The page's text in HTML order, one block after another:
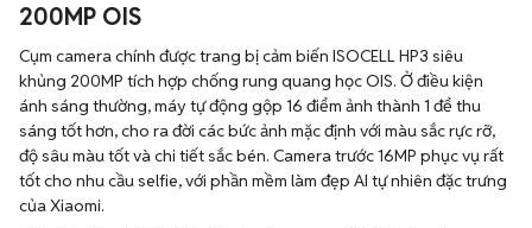
200MP OIS
Cụm camera chính được trang bị cảm biến ISOCELL HP3 siêu
khủng 200MP tích hợp chống rung quang học OIS. Ở điều kiện
ánh sáng thường, máy tự động gộp 16 điểm ảnh thành 1 để thu
sáng tốt hơn, cho ra đời các bức ảnh mặc định với màu sắc rực rỡ,
độ sâu màu tốt và chi tiết sắc bén. Camera trước 16MP phục vụ rất
tốt cho nhu cầu selfie, với phần mềm làm đẹp AI tự nhiên đặc trưng
của Xiaomi.